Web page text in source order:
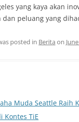
yang kaya akan
dan peluang yang
posted in Berita on
Muda Seattle Raih
Kontes TiE